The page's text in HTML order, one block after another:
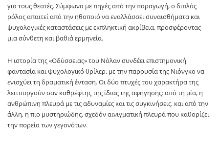
για τους θεατές. Σύμφωνα με πηγές από την παραγωγή, ο διπλός
ρόλος απαιτεί από την ηθοποιό να εναλλάσσει συναισθήματα και
ψυχολογικές καταστάσεις με εκπληκτική ακρίβεια, προσφέροντας
μια σύνθετη και βαθιά ερμηνεία.
Η ιστορία της «Οδύσσειας» του Νόλαν συνδέει επιστημονική
φαντασία και ψυχολογικό θρίλερ, με την παρουσία της Νιόνγκο να
ενισχύει τη δραματική ένταση. Οι δύο πτυχές του χαρακτήρα της
λειτουργούν σαν καθρέφτης της ίδιας της αφήγησης: από τη μία, η
ανθρώπινη πλευρά με τις αδυναμίες και τις συγκινήσεις, και από την
άλλη, η πιο μυστηριώδης, σχεδόν αινιγματική πλευρά που καθορίζει
την πορεία των γεγονότων.